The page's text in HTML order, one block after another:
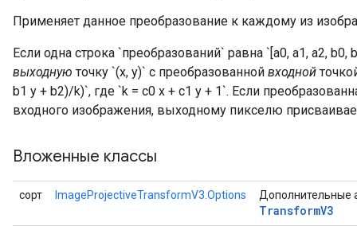
Применяет данное преобразование к каждому из
Если одна строка `преобразований` равна `[a0, a1, a2, b0,
выходную точку `(x, y)` с преобразованной входной
b1 y + b2)/k)`, где `k = c0 x + c1 y + 1`. Если
входного изображения, выходному пикселю
Вложенные классы
сорт ImageProjectiveTransformV3.Options Дополнительные
TransformV3